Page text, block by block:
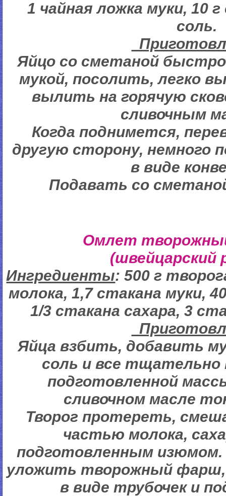
1 чайная ложка муки, 10
соль.
Яйцо со сметаной
мукой, посолить, легко
вылить на горячую
сливочным
Когда поднимется,
другую сторону, немного
в виде
Подавать со
Омлет
(швейцарский
Ингредиенты: 500 г
молока, 1,7 стакана муки,
1/3 стакана сахара, 3
Яйца взбить, добавить
соль и все
подготовленной
сливочном масле
Творог протереть,
частью молока,
подготовленным
уложить творожный
в виде трубочек и